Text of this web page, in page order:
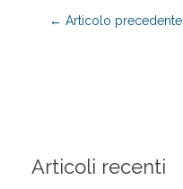
Articoli recenti
← Articolo precedente